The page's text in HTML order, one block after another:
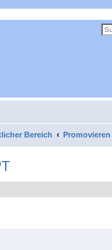
Bereich Promovieren